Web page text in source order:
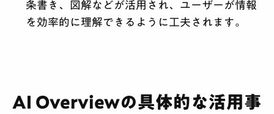
条書き、図解などが活用され、ユーザーが情報
を効率的に理解できるように工夫されます。
AI Overviewの具体的な活用事